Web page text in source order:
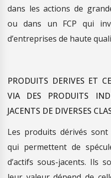
dans les actions de
ou dans un FCP qui
d’entreprises de haute
PRODUITS DERIVES ET
VIA DES PRODUITS
JACENTS DE DIVERSES
Les produits dérivés
qui permettent de
d’actifs sous-jacents. Ils